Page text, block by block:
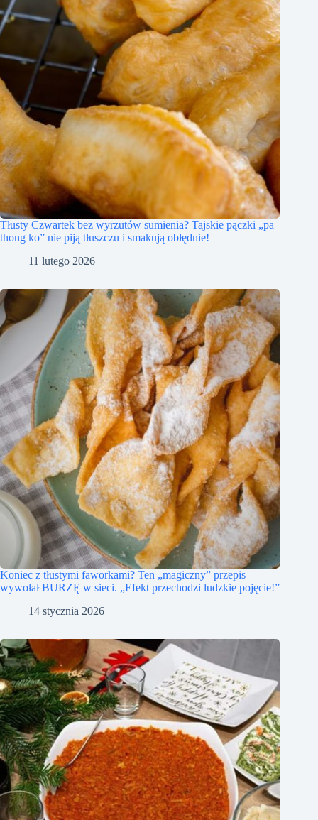
Tłusty Czwartek bez wyrzutów sumienia? Tajskie pączki „pa
thong ko” nie piją tłuszczu i smakują obłędnie!
11 lutego 2026
Koniec z tłustymi faworkami? Ten „magiczny” przepis
wywołał BURZĘ w sieci. „Efekt przechodzi ludzkie pojęcie!”
14 stycznia 2026